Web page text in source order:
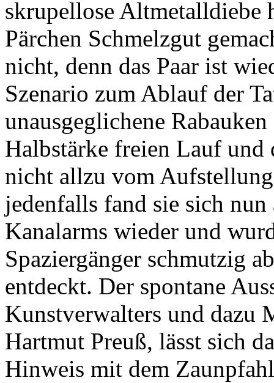
skrupellose Altmetalldiebe
Pärchen Schmelzgut
nicht, denn das Paar ist
Szenario zum Ablauf der
unausgeglichene
Halbstärke freien Lauf
nicht allzu vom
jedenfalls fand sie sich
Kanalarms wieder und
Spaziergänger schmutzig
entdeckt. Der spontane
Kunstverwalters und dazu
Hartmut Preuß, lässt sich
Hinweis mit dem